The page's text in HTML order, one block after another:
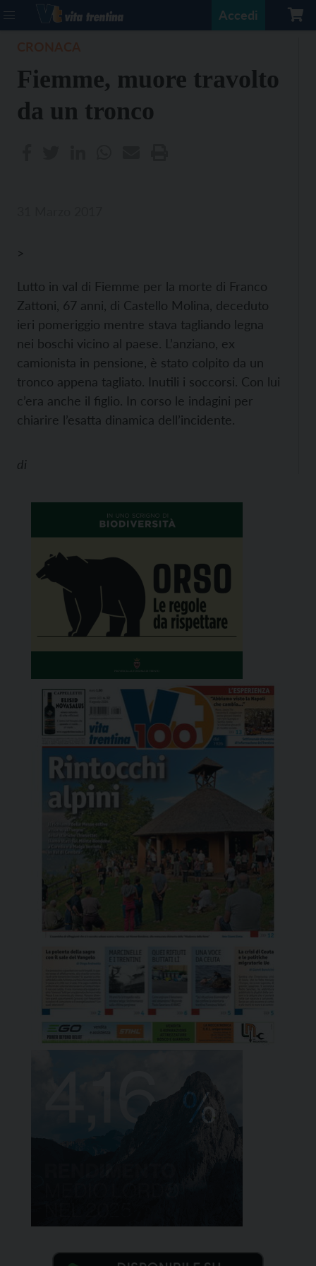
Accedi
Fiemme, muore travolto
da un tronco
>
Lutto in val di Fiemme per la morte di Franco
Zattoni, 67 anni, di Castello Molina, deceduto
ieri pomeriggio mentre stava tagliando legna
nei boschi vicino al paese. L’anziano, ex
camionista in pensione, è stato colpito da un
tronco appena tagliato. Inutili i soccorsi. Con lui
c’era anche il figlio. In corso le indagini per
chiarire l’esatta dinamica dell’incidente.
di